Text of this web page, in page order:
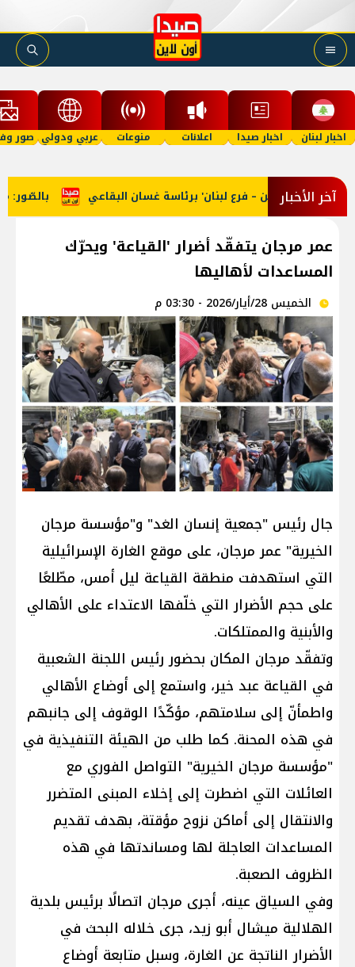
اخبار لبنان اخبار صيدا اعلانات منوعات عربي ودولي صور
آخر الأخبار بالصّور: من – فرع لبنان' برئاسة غسان البقاعي
عمر مرجان يتفقّد أضرار 'القياعة' ويحرّك
المساعدات لأهاليها
الخميس 28/أيار/2026 - 03:30 م
جال رئيس "جمعية إنسان الغد" و"مؤسسة مرجان
الخيرية" عمر مرجان، على موقع الغارة الإسرائيلية
التي استهدفت منطقة القياعة ليل أمس، مطّلعًا
على حجم الأضرار التي خلّفها الاعتداء على الأهالي
والأبنية والممتلكات.
وتفقّد مرجان المكان بحضور رئيس اللجنة الشعبية
في القياعة عبد خير، واستمع إلى أوضاع الأهالي
واطمأنّ إلى سلامتهم، مؤكّدًا الوقوف إلى جانبهم
في هذه المحنة. كما طلب من الهيئة التنفيذية في
"مؤسسة مرجان الخيرية" التواصل الفوري مع
العائلات التي اضطرت إلى إخلاء المبنى المتضرر
والانتقال إلى أماكن نزوح مؤقتة، بهدف تقديم
المساعدات العاجلة لها ومساندتها في هذه
الظروف الصعبة.
وفي السياق عينه، أجرى مرجان اتصالًا برئيس بلدية
الهلالية ميشال أبو زيد، جرى خلاله البحث في
الأضرار الناتجة عن الغارة، وسبل متابعة أوضاع